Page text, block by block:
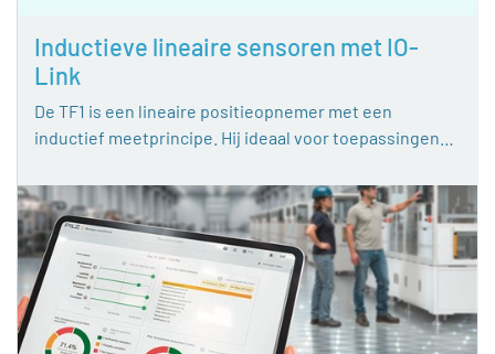
Inductieve lineaire sensoren met IO-
Link
De TF1 is een lineaire positieopnemer met een
inductief meetprincipe. Hij ideaal voor toepassingen…